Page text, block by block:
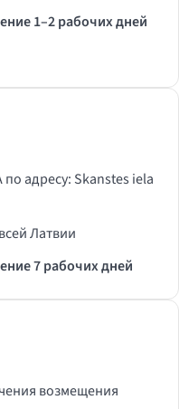
1–2 рабочих дней
по адресу: Skanstes iela
Латвии
7 рабочих дней
возмещения